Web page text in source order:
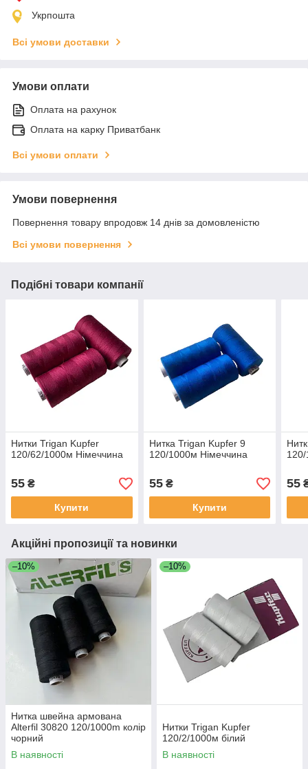
Укрпошта
Всі умови доставки
Умови оплати
Оплата на рахунок
Оплата на карку Приватбанк
Всі умови оплати
Умови повернення
Повернення товару впродовж 14 днів за домовленістю
Всі умови повернення
Подібні товари компанії
Нитки Trigan Kupfer
120/62/1000м Німеччина
55 ₴
Купити
Нитка Trigan Kupfer 9
120/1000м Німеччина
55₴
Купити
55
Акційні пропозиції та новинки
–10%
Нитка швейна армована
Alterfil 30820 120/1000m колір
чорний
В наявності
–10%
Нитки Trigan Kupfer
120/2/1000м білий
В наявності